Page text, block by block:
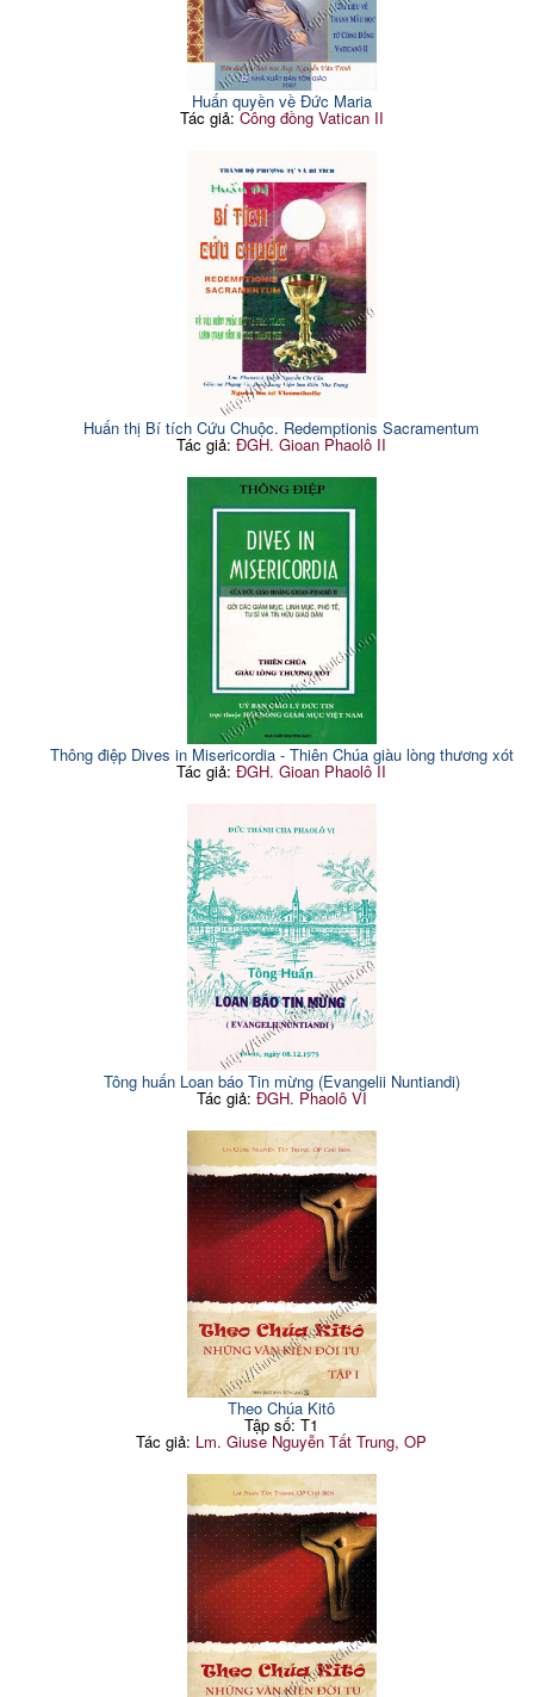
Huấn quyền về Đức Maria
Tác giả:Công đồng Vatican II
Huấn thị Bí tích Cứu Chuộc. Redemptionis Sacramentum
Tác giả:ĐGH. Gioan Phaolô II
Thông điệp Dives in Misericordia - Thiên Chúa giàu lòng thương xót
Tác giả:ĐGH. Gioan Phaolô II
Tông huấn Loan báo Tin mừng (Evangelii Nuntiandi)
Tác giả: ĐGH. Phaolô VI
Theo Chúa Kitô
Tập số: T1
Tác giả: Lm. Giuse Nguyễn Tất Trung, OP